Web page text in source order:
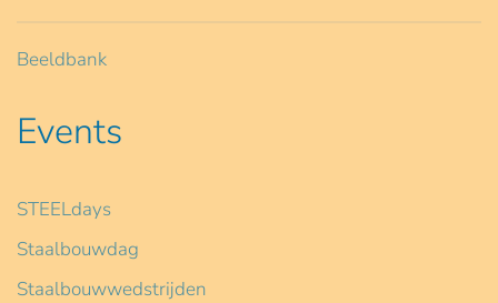
Beeldbank
Events
STEELdays
Staalbouwdag
Staalbouwwedstrijden